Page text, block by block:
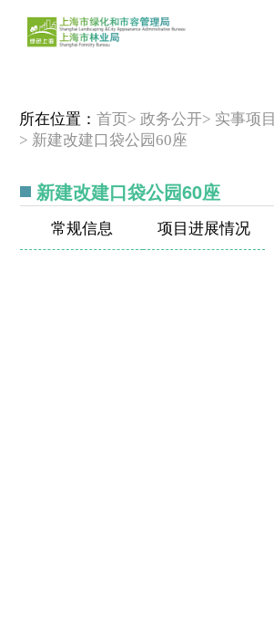
所在位置： 首页 > 政务公开> 实事项目
> 新建改建口袋公园60座
新建改建口袋公园60座
常规信息 项目进展情况